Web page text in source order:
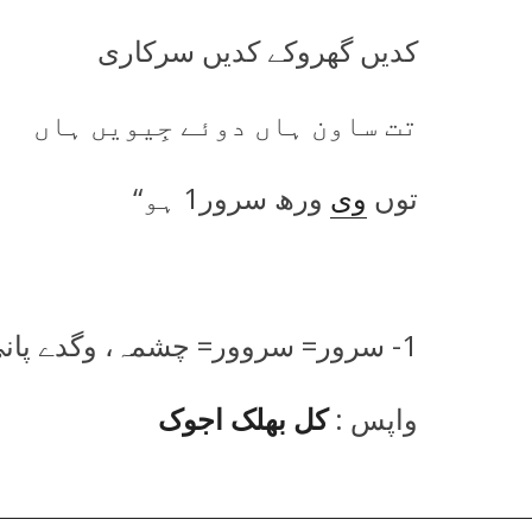
کدیں گھروکے کدیں سرکاری
تت ساون ہاں دوئے جِیویں ہاں
توں وی ورھ سرور1 ہو“
1- سرور= سروور= چشمہ، وگدے پانی دی جِھیل-
واپس :کل بھلک اجوک